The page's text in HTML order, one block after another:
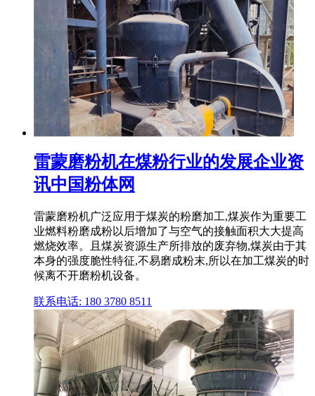
雷蒙磨粉机在煤粉行业的发展企业资
讯中国粉体网
雷蒙磨粉机广泛应用于煤炭的粉磨加工,煤炭作为重要工
业燃料粉磨成粉以后增加了与空气的接触面积大大提高
燃烧效率。且煤炭资源生产所排放的废弃物,煤炭由于其
本身的强度脆性特征,不易磨成粉末,所以在加工煤炭的时
候离不开磨粉机设备。
联系电话: 180 3780 8511